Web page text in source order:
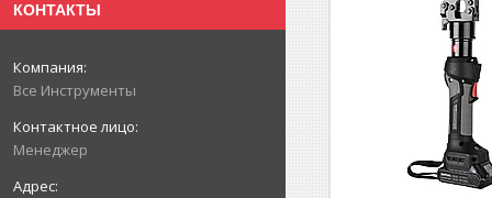
КОНТАКТЫ
Все Инструменты
Менеджер